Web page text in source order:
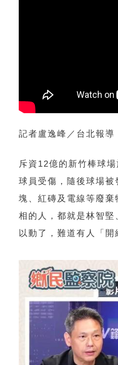
記者盧逸峰／台北報導
斥資12億的新竹棒球
球員受傷，隨後球場
塊、紅磚及電線等廢
相的人，都就是林智
以動了，難道有人「開